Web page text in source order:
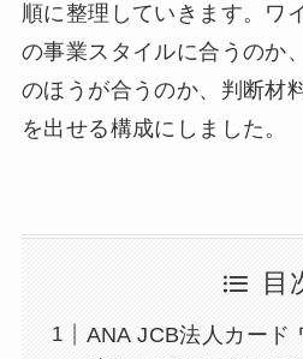
順に整理していきます。ワ
の事業スタイルに合うのか
のほうが合うのか、判断材
を出せる構成にしました。
目
ANA JCB法人カード